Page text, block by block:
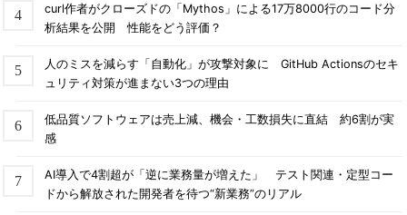
curl作者がクローズドの「Mythos」による17万8000行のコード分
析結果を公開 性能をどう評価？
人のミスを減らす「自動化」が攻撃対象に GitHub Actionsのセキ
ュリティ対策が進まない3つの理由
低品質ソフトウェアは売上減、機会・工数損失に直結 約6割が実
感
AI導入で4割超が「逆に業務量が増えた」 テスト関連・定型コー
ドから解放された開発者を待つ“新業務”のリアル